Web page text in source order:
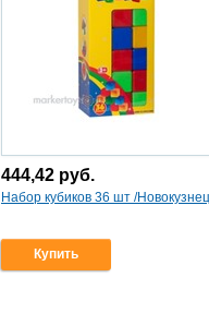
444,42 руб.
Набор кубиков 36 шт /
Купить